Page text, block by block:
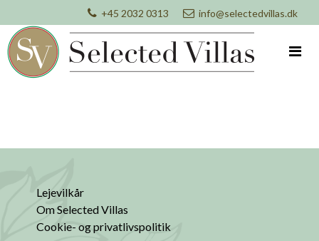
+45 2032 0313 info@selectedvillas.dk
Lejevilkår
Om Selected Villas
Cookie- og privatlivspolitik